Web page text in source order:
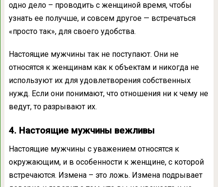
одно дело – проводить с женщиной время, чтобы
узнать ее получше, и совсем другое — встречаться
«просто так», для своего удобства.
Настоящие мужчины так не поступают. Они не
относятся к женщинам как к объектам и никогда не
используют их для удовлетворения собственных
нужд. Если они понимают, что отношения ни к чему не
ведут, то разрывают их.
4. Настоящие мужчины вежливы
Настоящие мужчины с уважением относятся к
окружающим, и в особенности к женщине, с которой
встречаются. Измена – это ложь. Измена подрывает